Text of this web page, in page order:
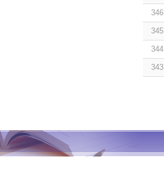
346
345
344
343